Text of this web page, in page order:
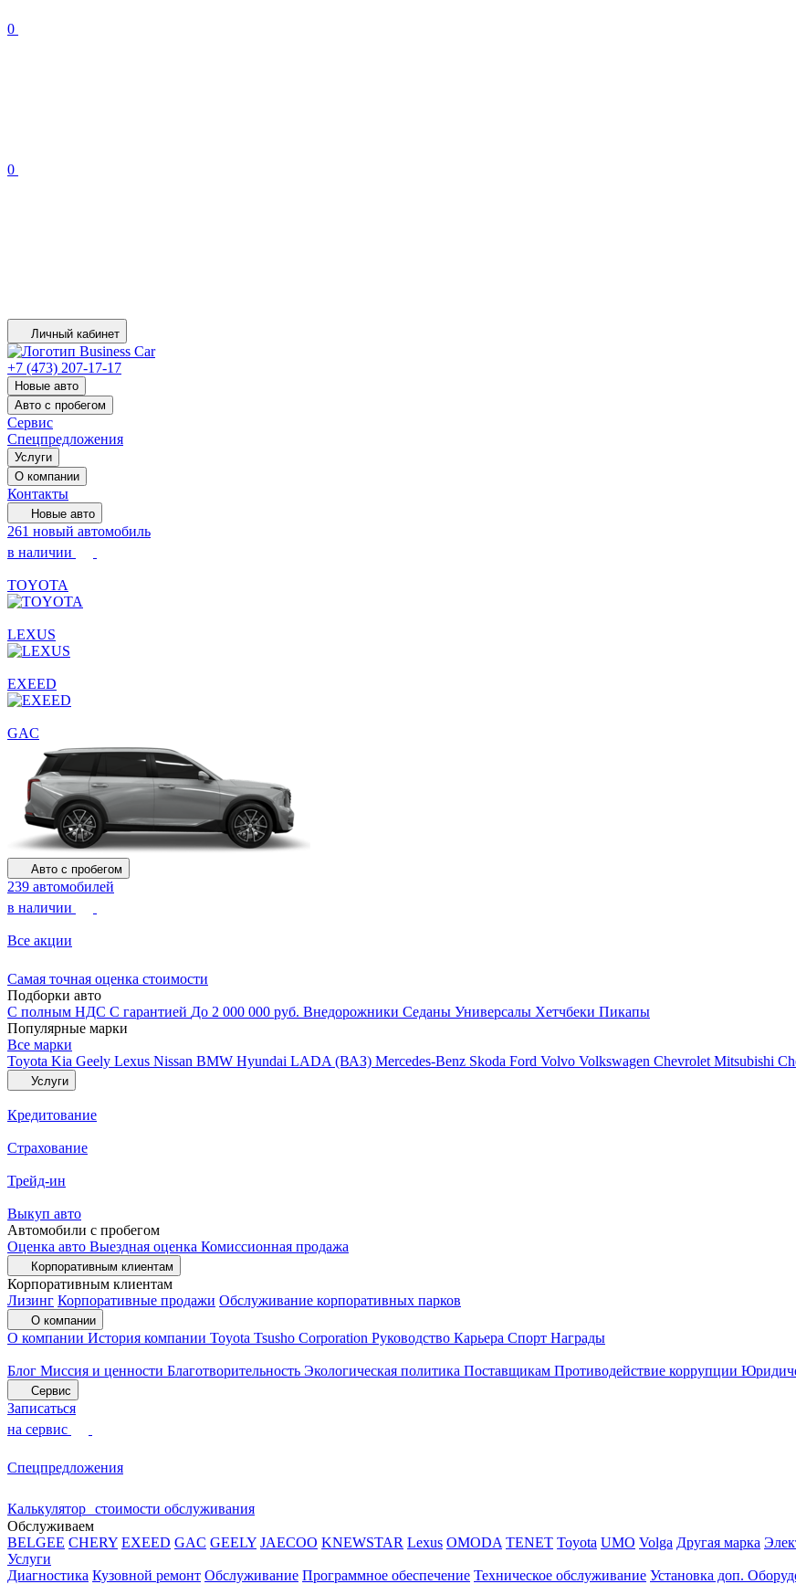
0
0
Личный кабинет
+7 (473) 207-17-17
Новые авто
Авто с пробегом
Сервис
Спецпредложения
Услуги
О компании
Контакты
Новые авто
261 новый автомобиль
в наличии
TOYOTA
LEXUS
EXEED
GAC
Авто с пробегом
239 автомобилей
в наличии
Все акции
Самая точная оценка стоимости
Подборки авто
С полным НДС С гарантией До 2 000 000 руб. Внедорожники Седаны Универсалы Хетчбеки Пикапы
Популярные марки
Все марки
Toyota Kia Geely Lexus Nissan BMW Hyundai LADA (ВАЗ) Mercedes-Benz Skoda Ford Volvo Volkswagen Chevrolet Mitsubishi
Услуги
Кредитование
Страхование
Трейд-ин
Выкуп авто
Автомобили с пробегом
Оценка авто Выездная оценка Комиссионная продажа
Корпоративным клиентам
Корпоративным клиентам
Лизинг Корпоративные продажи Обслуживание корпоративных парков
О компании
О компании История компании Toyota Tsusho Corporation Руководство Карьера Спорт Награды
Блог Миссия и ценности Благотворительность Экологическая политика Поставщикам Противодействие коррупции
Сервис
Записаться
на сервис
Спецпредложения
Калькулятор стоимости обслуживания
Обслуживаем
BELGEE CHERY EXEED GAC GEELY JAECOO KNEWSTAR Lexus OMODA TENET Toyota UMO Volga Другая марка
Услуги
Диагностика Кузовной ремонт Обслуживание Программное обеспечение Техническое обслуживание Установка доп.